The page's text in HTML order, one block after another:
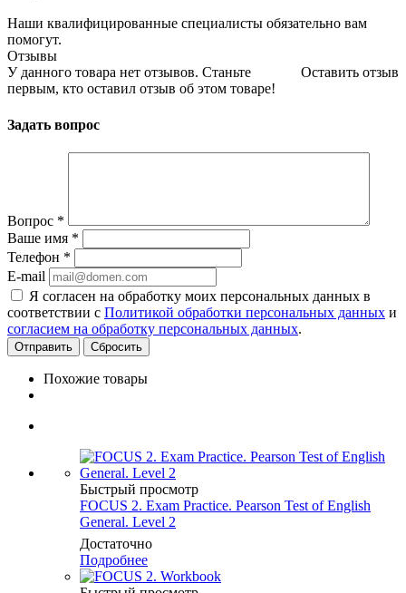
Наши квалифицированные специалисты обязательно вам
помогут.
Отзывы
Оставить отзыв
У данного товара нет отзывов. Станьте
первым, кто оставил отзыв об этом товаре!
Задать вопрос
Вопрос *
Ваше имя *
Телефон *
E-mail
Я согласен на обработку моих персональных данных в
соответствии с Политикой обработки персональных данных и
согласием на обработку персональных данных.
Сбросить
Похожие товары
Быстрый просмотр
FOCUS 2. Exam Practice. Pearson Test of English
General. Level 2
Достаточно
Подробнее